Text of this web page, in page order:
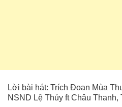
Lời bài hát: Trích Đoạn Mùa
NSND Lệ Thủy ft Châu Thanh,